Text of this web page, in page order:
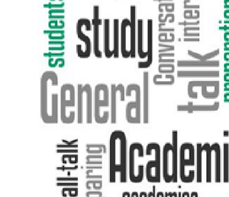
ফ্রাঙ্কা-
‘প্রযুক্তি’